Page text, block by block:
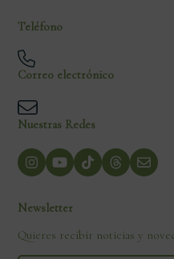
Teléfono
Correo electrónico
Nuestras Redes
Newsletter
Quieres recibir noticias y